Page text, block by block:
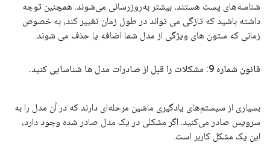
شناسه‌های پست هستند، بیشتر به‌روزرسانی می‌شوند. همچنین توجه
داشته باشید که تازگی می تواند در طول زمان تغییر کند، به خصوص
زمانی که ستون های ویژگی از مدل شما اضافه یا حذف می شوند.
قانون شماره 9: مشکلات را قبل از صادرات مدل ها شناسایی کنید .
بسیاری از سیستم‌های یادگیری ماشین مرحله‌ای دارند که در آن مدل را به
سرویس صادر می‌کنید. اگر مشکلی در یک مدل صادر شده وجود دارد،
این یک مشکل کاربر است.